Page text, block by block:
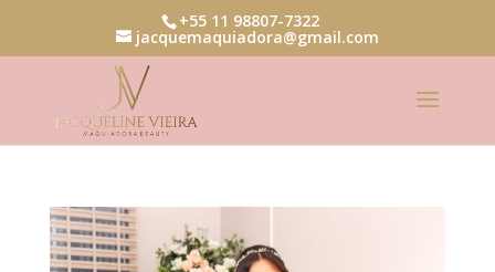
+55 11 98807-7322
jacquemaquiadora@gmail.com